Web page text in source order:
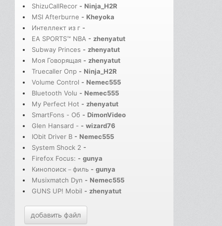
ShizuCallRecor - Ninja_H2R
MSI Afterburne - Kheyoka
Интеллект из г -
EA SPORTS™ NBA - zhenyatut
Subway Princes - zhenyatut
Моя Говорящая - zhenyatut
Truecaller Опр - Ninja_H2R
Volume Control - Nemec555
Bluetooth Volu - Nemec555
My Perfect Hot - zhenyatut
SmartFons - Об - DimonVideo
Glen Hansard - - wizard76
IObit Driver B - Nemec555
System Shock 2 -
Firefox Focus: - gunya
Кинопоиск－филь - gunya
Musixmatch Dyn - Nemec555
GUNS UP! Mobil - zhenyatut
добавить файл